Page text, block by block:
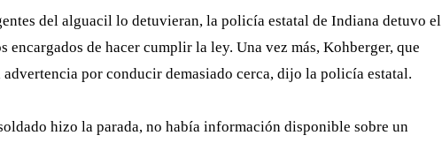
del alguacil lo detuvieran, la policía estatal de Indiana detuvo el
de hacer cumplir la ley. Una vez más, Kohberger, que
por conducir demasiado cerca, dijo la policía estatal.
hizo la parada, no había información disponible sobre un